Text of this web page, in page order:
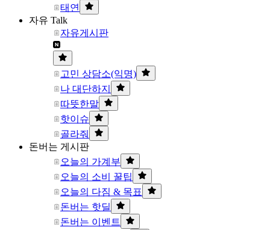
태연
자유 Talk
자유게시판
고민 상담소(익명)
나 대단하지
따뜻한말
핫이슈
골라줘
돈버는 게시판
오늘의 가계부
오늘의 소비 꿀팁
오늘의 다짐 & 목표
돈버는 핫딜
돈버는 이벤트